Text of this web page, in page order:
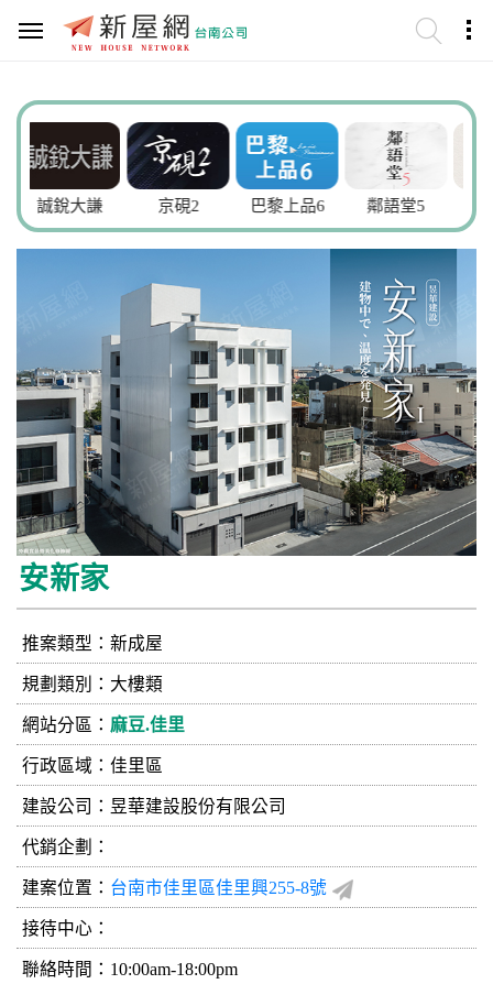
大謙 京硯2 巴黎上品6 鄰語堂5 奇詮齊全2
安新家
推案類型：新成屋
規劃類別：大樓類
網站分區： 麻豆.佳里
行政區域：佳里區
建設公司： 昱華建設股份有限公司
代銷企劃：
建案位置： 台南市佳里區佳里興255-8號
接待中心：
聯絡時間：10:00am-18:00pm